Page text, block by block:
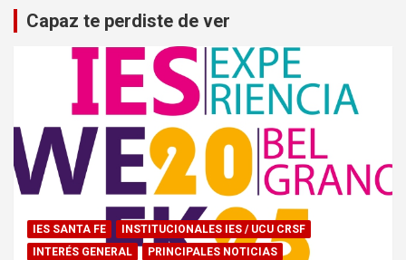
Capaz te perdiste de ver
IES SANTA FE
INSTITUCIONALES IES / UCU CRSF
INTERÉS GENERAL
PRINCIPALES NOTICIAS